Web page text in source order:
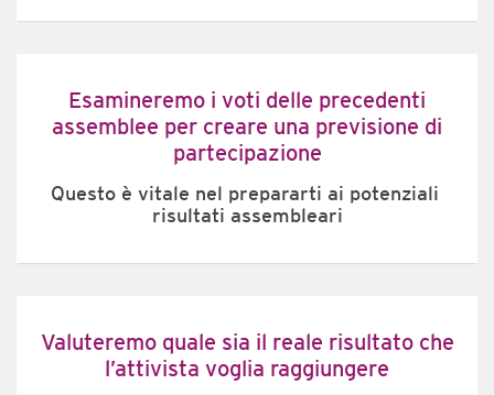
Esamineremo i voti delle precedenti
assemblee per creare una previsione di
partecipazione
Questo è vitale nel prepararti ai potenziali
risultati assembleari
Valuteremo quale sia il reale risultato che
l’attivista voglia raggiungere